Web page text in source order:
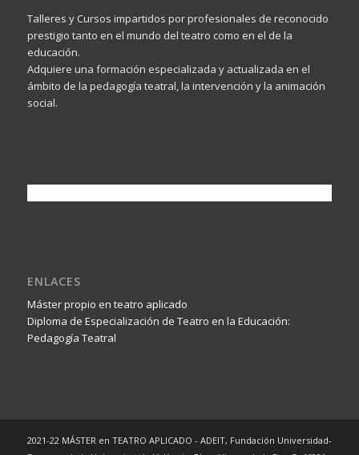
Talleres y Cursos impartidos por profesionales de reconocido
prestigio tanto en el mundo del teatro como en el de la
educación.
Adquiere una formación especializada y actualizada en el
ámbito de la pedagogía teatral, la intervención y la animación
social.
ENLACES
Máster propio en teatro aplicado
Diploma de Especialización de Teatro en la Educación:
Pedagogía Teatral
2021-22 MÁSTER en TEATRO APLICADO - ADEIT, Fundación Universidad-